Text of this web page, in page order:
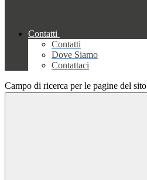
Contatti
Contatti
Dove Siamo
Contattaci
Campo di ricerca per le pagine del sito